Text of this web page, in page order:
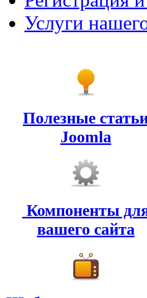
Услуги
Полезные
Joomla
Компоненты
вашего сайта